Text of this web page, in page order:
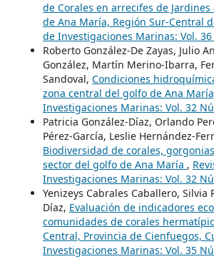
de Corales en arrecifes de
de Ana María, Región Sur-Central
de Investigaciones Marinas: Vol.
Roberto González-De Zayas, Julio
González, Martín Merino-Ibarra,
Sandoval, Condiciones
zona central del golfo de Ana
Investigaciones Marinas: Vol. 32
Patricia González-Díaz, Orlando
Pérez-García, Leslie Hernández-
Biodiversidad de corales,
sector del golfo de Ana María ,
Investigaciones Marinas: Vol. 32
Yenizeys Cabrales Caballero, Silvia
Díaz, Evaluación de indicadores
comunidades de corales
Central, Provincia de Cienfuegos,
Investigaciones Marinas: Vol. 35